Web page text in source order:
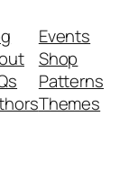
Events
Shop
Patterns
Themes